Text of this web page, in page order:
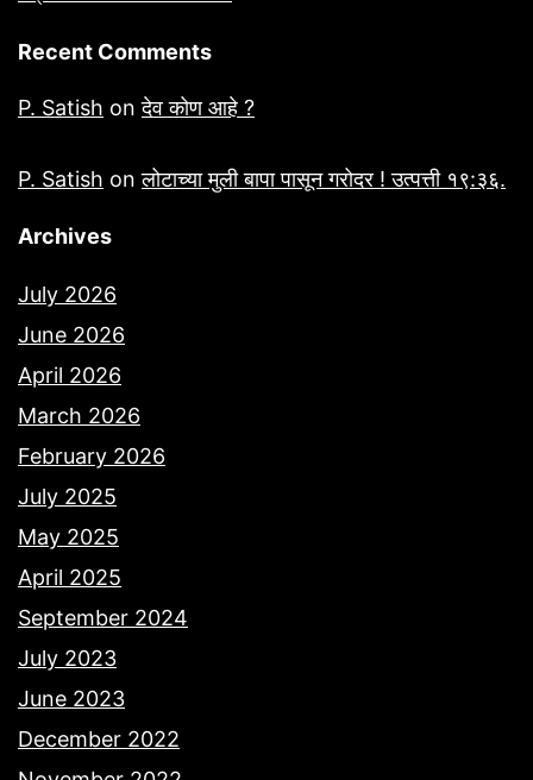
Recent Comments
P. Satish onदेव कोण आहे ?
P. Satish onलोटाच्या मुली बापा पासून गरोदर ! उत्पत्ती १९:३६.
Archives
July 2026
June 2026
April 2026
March 2026
February 2026
July 2025
May 2025
April 2025
September 2024
July 2023
June 2023
December 2022